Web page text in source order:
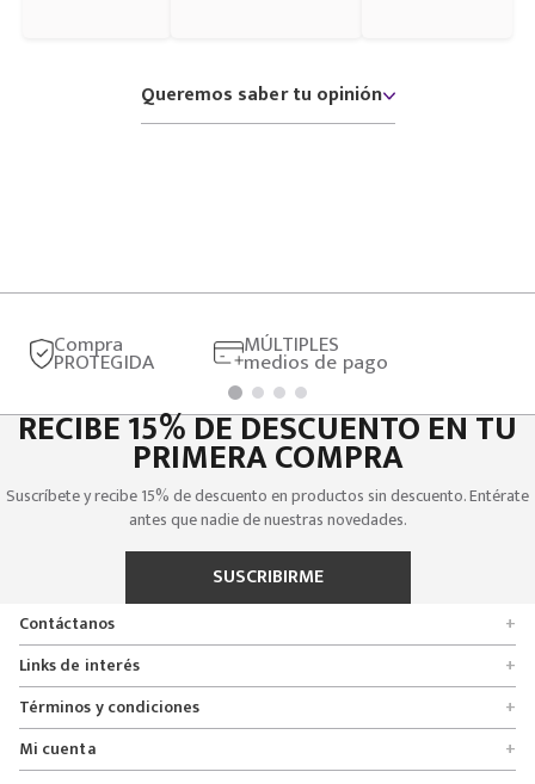
Queremos saber tu opinión
Compra
PROTEGIDA
MÚLTIPLES
medios de pago
RECIBE 15% DE DESCUENTO EN TU
PRIMERA COMPRA
Suscríbete y recibe 15% de descuento en productos sin descuento. Entérate
antes que nadie de nuestras novedades.
SUSCRIBIRME
Contáctanos
+
Encuentra tu tienda
Formulario de solicitudes
Servicio al cliente
Línea nacional 01 8000 112674
Links de interés +
Quienes somos
Políticas de entrega, cambio y devolución
Políticas de privacidad
Términos y condiciones +
Promociones
Crédito Addi
Mi cuenta +
Rastrear mi pedido